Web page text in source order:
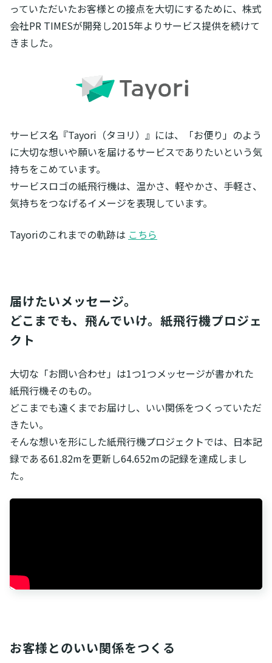
っていただいたお客様との接点を大切にするために、株式
会社PR TIMESが開発し2015年よりサービス提供を続けて
きました。
サービス名『Tayori（タヨリ）』には、「お便り」のよう
に大切な想いや願いを届けるサービスでありたいという気
持ちをこめています。
サービスロゴの紙飛行機は、温かさ、軽やかさ、手軽さ、
気持ちをつなげるイメージを表現しています。
Tayoriのこれまでの軌跡は こちら
届けたいメッセージ。
どこまでも、飛んでいけ。紙飛行機プロジェ
クト
大切な「お問い合わせ」は1つ1つメッセージが書かれた
紙飛行機そのもの。
どこまでも遠くまでお届けし、いい関係をつくっていただ
きたい。
そんな想いを形にした紙飛行機プロジェクトでは、日本記
録である61.82mを更新し64.652mの記録を達成しまし
た。
お客様とのいい関係をつくる